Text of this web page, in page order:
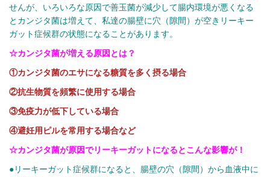
せんが、いろいろな原因で善玉菌が減少して腸内環境が悪くなる
とカンジタ菌は増えて、私達の腸壁に穴（隙間）が空きリーキー
ガット症候群の状態になることがあります。
☆カンジタ菌が増える原因とは？
①カンジタ菌のエサになる糖質を多く摂る場合
②抗生物質を頻繁に使用する場合
③免疫力が低下している場合
④避妊用ピルを常用する場合など
☆カンジタ菌が原因でリーキーガットになるとこんな影響が！
●リーキーガット症候群になると、腸壁の穴（隙間）から血液中に